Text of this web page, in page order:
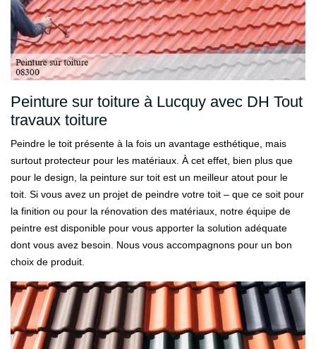
Peinture sur toiture à Lucquy avec DH Tout
travaux toiture
Peindre le toit présente à la fois un avantage esthétique, mais
surtout protecteur pour les matériaux. À cet effet, bien plus que
pour le design, la peinture sur toit est un meilleur atout pour le
toit. Si vous avez un projet de peindre votre toit – que ce soit pour
la finition ou pour la rénovation des matériaux, notre équipe de
peintre est disponible pour vous apporter la solution adéquate
dont vous avez besoin. Nous vous accompagnons pour un bon
choix de produit.